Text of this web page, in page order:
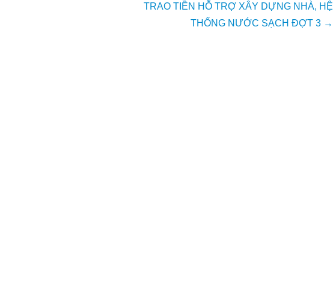
TRAO TIỀN HỖ TRỢ XÂY DỰNG NHÀ, HỆ
THỐNG NƯỚC SẠCH ĐỢT 3 →